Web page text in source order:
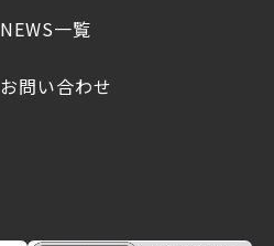
NEWS一覧
お問い合わせ